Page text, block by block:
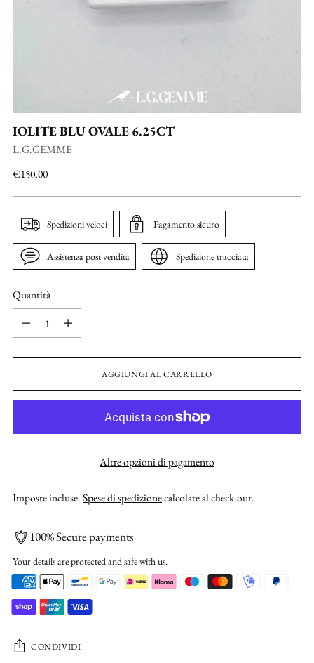
IOLITE BLU OVALE 6.25CT
L.G.GEMME
Prezzo
€150,00
Spedizioni veloci Pagamento sicuro
Assistenza post vendita Spedizione tracciata
Quantità
AGGIUNGI AL CARRELLO
Altre opzioni di pagamento
Imposte incluse.Spese di spedizionecalcolate al check-out.
100% Secure payments
Your details are protected and safe with us.
CONDIVIDI